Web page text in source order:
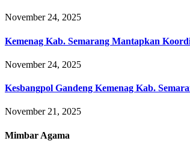
November 24, 2025
Kemenag Kab. Semarang Mantapkan
November 24, 2025
Kesbangpol Gandeng Kemenag Kab.
November 21, 2025
Mimbar Agama